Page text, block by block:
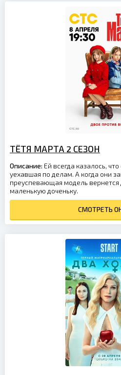
ТЁТЯ МАРТА 2 СЕЗОН
Описание: Ей всегда казалось,
уехавшая по делам. А когда они
преуспевающая модель
маленькую доченьку.
СМОТРЕТЬ